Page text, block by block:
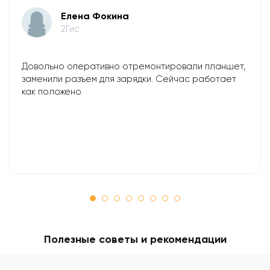
Елена Фокина
2Гис
Довольно оперативно отремонтировали планшет,
заменили разъем для зарядки. Сейчас работает
как положено.
Полезные советы и рекомендации